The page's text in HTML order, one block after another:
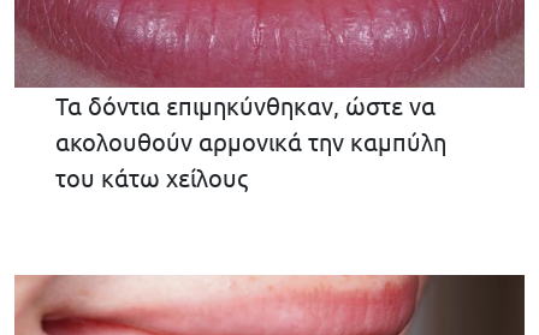
Τα δόντια επιμηκύνθηκαν, ώστε να
ακολουθούν αρμονικά την καμπύλη
του κάτω χείλους